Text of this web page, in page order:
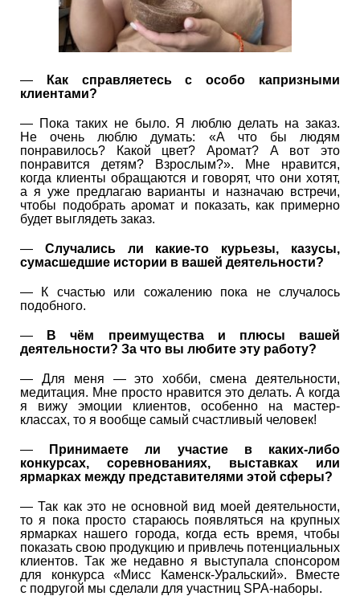
—
Как справляетесь с особо капризными
клиентами?
— Пока таких не было. Я люблю делать на заказ.
Не очень люблю думать: «А что бы людям
понравилось? Какой цвет? Аромат? А вот это
понравится детям? Взрослым?». Мне нравится,
когда клиенты обращаются и говорят, что они хотят,
а я уже предлагаю варианты и назначаю встречи,
чтобы подобрать аромат и показать, как примерно
будет выглядеть заказ.
— Случались ли какие-то курьезы, казусы,
сумасшедшие истории в вашей деятельности?
— К счастью или сожалению пока не случалось
подобного.
—
В чём преимущества и плюсы вашей
деятельности? За что вы любите эту работу?
— Для меня — это хобби, смена деятельности,
медитация. Мне просто нравится это делать. А когда
я вижу эмоции клиентов, особенно на мастер-
классах, то я вообще самый счастливый человек!
—
Принимаете ли участие в каких-либо
конкурсах, соревнованиях, выставках или
ярмарках между представителями этой сферы?
— Так как это не основной вид моей деятельности,
то я пока просто стараюсь появляться на крупных
ярмарках нашего города, когда есть время, чтобы
показать свою продукцию и привлечь потенциальных
клиентов. Так же недавно я выступала спонсором
для конкурса «Мисс Каменск-Уральский». Вместе
с подругой мы сделали для участниц SPA-наборы.